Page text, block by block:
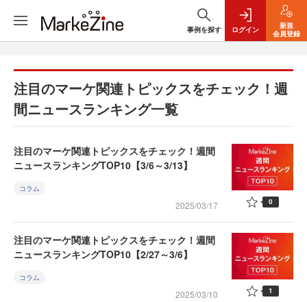
事例を探す ログイン
新規
会員登録
注目のマーケ関連トピックスをチェック！週
間ニュースランキング一覧
注目のマーケ関連トピックスをチェック！週間
ニュースランキングTOP10【3/6～3/13】
コラム
2025/03/17 0
注目のマーケ関連トピックスをチェック！週間
ニュースランキングTOP10【2/27～3/6】
コラム
2025/03/10 1